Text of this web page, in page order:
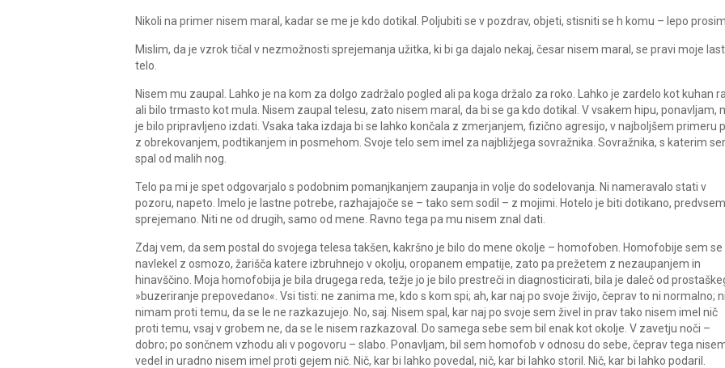
Nikoli na primer nisem maral, kadar se me je kdo dotikal. Poljubiti se v pozdrav, objeti, stisniti se h komu – lepo
Mislim, da je vzrok tičal v nezmožnosti sprejemanja užitka, ki bi ga dajalo nekaj, česar nisem maral, se pravi moje
telo.
Nisem mu zaupal. Lahko je na kom za dolgo zadržalo pogled ali pa koga držalo za roko. Lahko je zardelo kot kuhan
ali bilo trmasto kot mula. Nisem zaupal telesu, zato nisem maral, da bi se ga kdo dotikal. V vsakem hipu, ponavljam,
je bilo pripravljeno izdati. Vsaka taka izdaja bi se lahko končala z zmerjanjem, fizično agresijo, v najboljšem primeru
z obrekovanjem, podtikanjem in posmehom. Svoje telo sem imel za najbližjega sovražnika. Sovražnika, s katerim
spal od malih nog.
Telo pa mi je spet odgovarjalo s podobnim pomanjkanjem zaupanja in volje do sodelovanja. Ni nameravalo stati v
pozoru, napeto. Imelo je lastne potrebe, razhajajoče se – tako sem sodil – z mojimi. Hotelo je biti dotikano,
sprejemano. Niti ne od drugih, samo od mene. Ravno tega pa mu nisem znal dati.
Zdaj vem, da sem postal do svojega telesa takšen, kakršno je bilo do mene okolje – homofoben. Homofobije sem se
navlekel z osmozo, žarišča katere izbruhnejo v okolju, oropanem empatije, zato pa prežetem z nezaupanjem in
hinavščino. Moja homofobija je bila drugega reda, težje jo je bilo prestreči in diagnosticirati, bila je daleč od
»buzeriranje prepovedano«. Vsi tisti: ne zanima me, kdo s kom spi; ah, kar naj po svoje živijo, čeprav to ni normalno;
nimam proti temu, da se le ne razkazujejo. No, saj. Nisem spal, kar naj po svoje sem živel in prav tako nisem imel nič
proti temu, vsaj v grobem ne, da se le nisem razkazoval. Do samega sebe sem bil enak kot okolje. V zavetju noči –
dobro; po sončnem vzhodu ali v pogovoru – slabo. Ponavljam, bil sem homofob v odnosu do sebe, čeprav tega
vedel in uradno nisem imel proti gejem nič. Nič, kar bi lahko povedal, nič, kar bi lahko storil. Nič, kar bi lahko podaril.